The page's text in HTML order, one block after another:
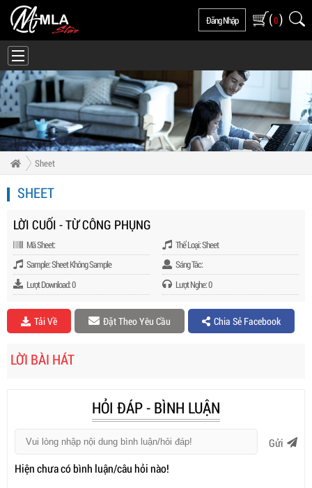
Đăng Nhập (0)
Sheet
SHEET
LỜI CUỐI - TỪ CÔNG PHỤNG
Mã Sheet:
Thể Loại: Sheet
Sample: Sheet Không Sample
Sáng Tác:
Lượt Download: 0
Lượt Nghe: 0
Tải Về Đặt Theo Yêu Cầu Chia Sẻ Facebook
LỜI BÀI HÁT
HỎI ĐÁP - BÌNH LUẬN
Gửi
Hiện chưa có bình luận/câu hỏi nào!